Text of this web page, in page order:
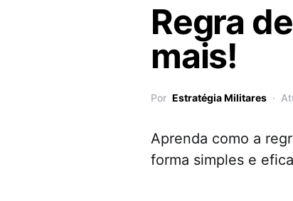
Regra
mais!
Por Estratégia Militares
Aprenda como a
forma simples e